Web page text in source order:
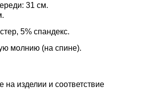
31 см.
5% спандекс.
молнию (на спине).
на изделии и соответствие